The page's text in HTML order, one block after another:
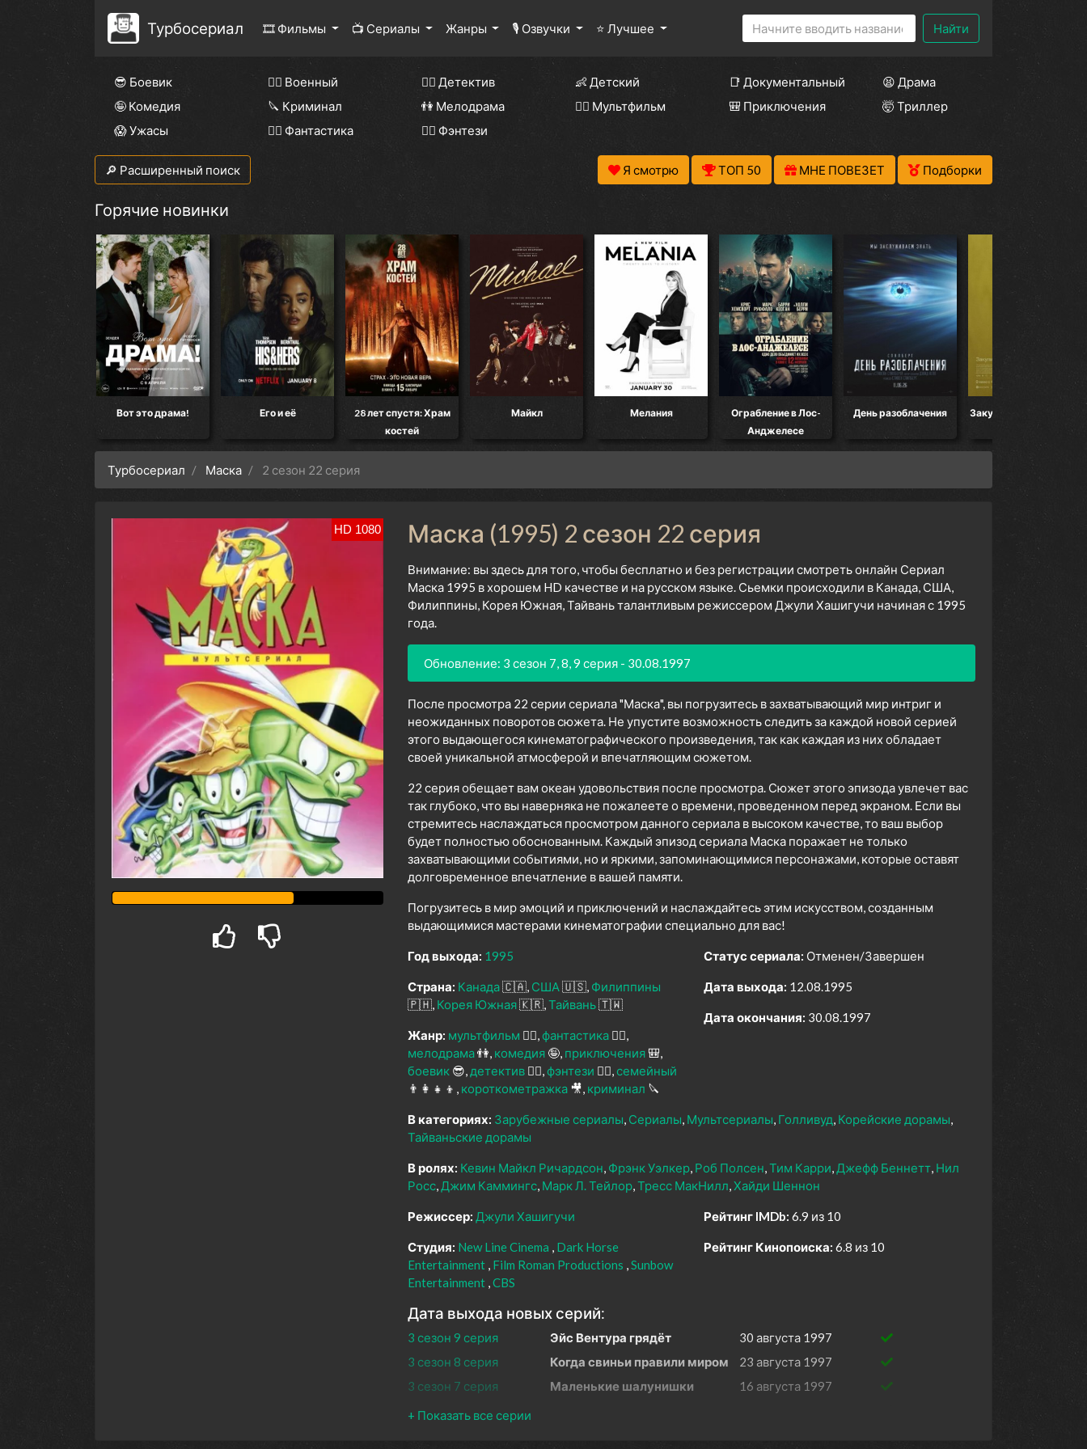
Турбосериал 🎞 Фильмы 📺 Сериалы Жанры 🎙 Озвучки ⭐ Лучшее Найти
😎 Боевик 👨‍✈️ Военный 🕵️‍♂️ Детектив 👶 Детский 📑 Документальный
😫 Драма
🤪 Комедия
🔪 Криминал 👫 Мелодрама 🧚‍♀️ Мультфильм 🎒 Приключения
🤯 Триллер
😱 Ужасы
🧙‍♀️ Фантастика 🧝‍♂️ Фэнтези
🔎 Расширенный поиск Я смотрю ТОП 50 МНЕ ПОВЕЗЕТ Подборки
Горячие новинки
Вот это драма! Его и её
28 лет спустя: Храм
костей
Майкл Мелания
Ограбление в Лос-
Анджелесе
День разоблачения Закулисье реальности
Турбосериал Маска 2 сезон 22 серия
HD 1080 Маска (1995) 2 сезон 22 серия
Внимание: вы здесь для того, чтобы бесплатно и без регистрации смотреть онлайн Сериал
Маска 1995 в хорошем HD качестве и на русском языке. Сьемки происходили в Канада, США,
Филиппины, Корея Южная, Тайвань талантливым режиссером Джули Хашигучи начиная с 1995
года.
Обновление: 3 сезон 7, 8, 9 серия - 30.08.1997
После просмотра 22 серии сериала "Маска", вы погрузитесь в захватывающий мир интриг и
неожиданных поворотов сюжета. Не упустите возможность следить за каждой новой серией
этого выдающегося кинематографического произведения, так как каждая из них обладает
своей уникальной атмосферой и впечатляющим сюжетом.
22 серия обещает вам океан удовольствия после просмотра. Сюжет этого эпизода увлечет вас
так глубоко, что вы наверняка не пожалеете о времени, проведенном перед экраном. Если вы
стремитесь наслаждаться просмотром данного сериала в высоком качестве, то ваш выбор
будет полностью обоснованным. Каждый эпизод сериала Маска поражает не только
захватывающими событиями, но и яркими, запоминающимися персонажами, которые оставят
долговременное впечатление в вашей памяти.
Погрузитесь в мир эмоций и приключений и наслаждайтесь этим искусством, созданным
выдающимися мастерами кинематографии специально для вас!
Год выхода: 1995
Страна: Канада🇨🇦 США🇺🇸 Филиппины
🇵🇭 Корея Южная🇰🇷 Тайвань🇹🇼
Жанр: мультфильм 🧚‍♀️ фантастика 🧙‍♀️
мелодрама👫 комедия 🤪 приключения 🎒
боевик 😎 детектив 🕵️‍♂️ фэнтези 🧝‍♂️ семейный
👨‍👩‍👧‍👦
короткометражка 🎥 криминал 🔪
Статус сериала: Отменен/Завершен
Дата выхода: 12.08.1995
Дата окончания: 30.08.1997
В категориях: Зарубежные сериалы Сериалы Мультсериалы Голливуд Корейские дорамы
Тайваньские дорамы
В ролях: Кевин Майкл Ричардсон Фрэнк Уэлкер Роб Полсен Тим Карри Джефф Беннетт Нил
Росс Джим Каммингс Марк Л. Тейлор Тресс МакНилл Хайди Шеннон
Режиссер: Джули Хашигучи
Студия: New Line Cinema
Dark Horse
Entertainment Film Roman Productions Sunbow
Entertainment CBS
Рейтинг IMDb: 6.9 из 10
Рейтинг Кинопоиска: 6.8 из 10
Дата выхода новых серий:
3 сезон 9 серия Эйс Вентура грядёт
30 августа 1997
3 сезон 8 серия
Когда свиньи правили миром
23 августа 1997
3 сезон 7 серия
Маленькие шалунишки
16 августа 1997
3 сезон 6 серия